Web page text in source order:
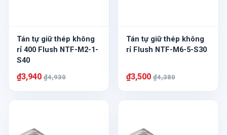
Tán tự giữ thép không
rỉ 400 Flush NTF-M2-1-
S40
₫3,940 ₫4,930
Tán tự giữ thép không
rỉ Flush NTF-M6-5-S30
₫3,500 ₫4,380